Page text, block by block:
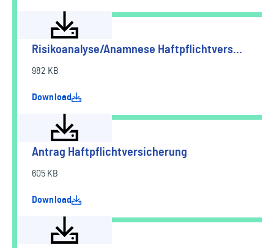
Risikoanalyse/Anamnese Haftpflichtvers…
982 KB
Download
Antrag Haftpflichtversicherung
605 KB
Download